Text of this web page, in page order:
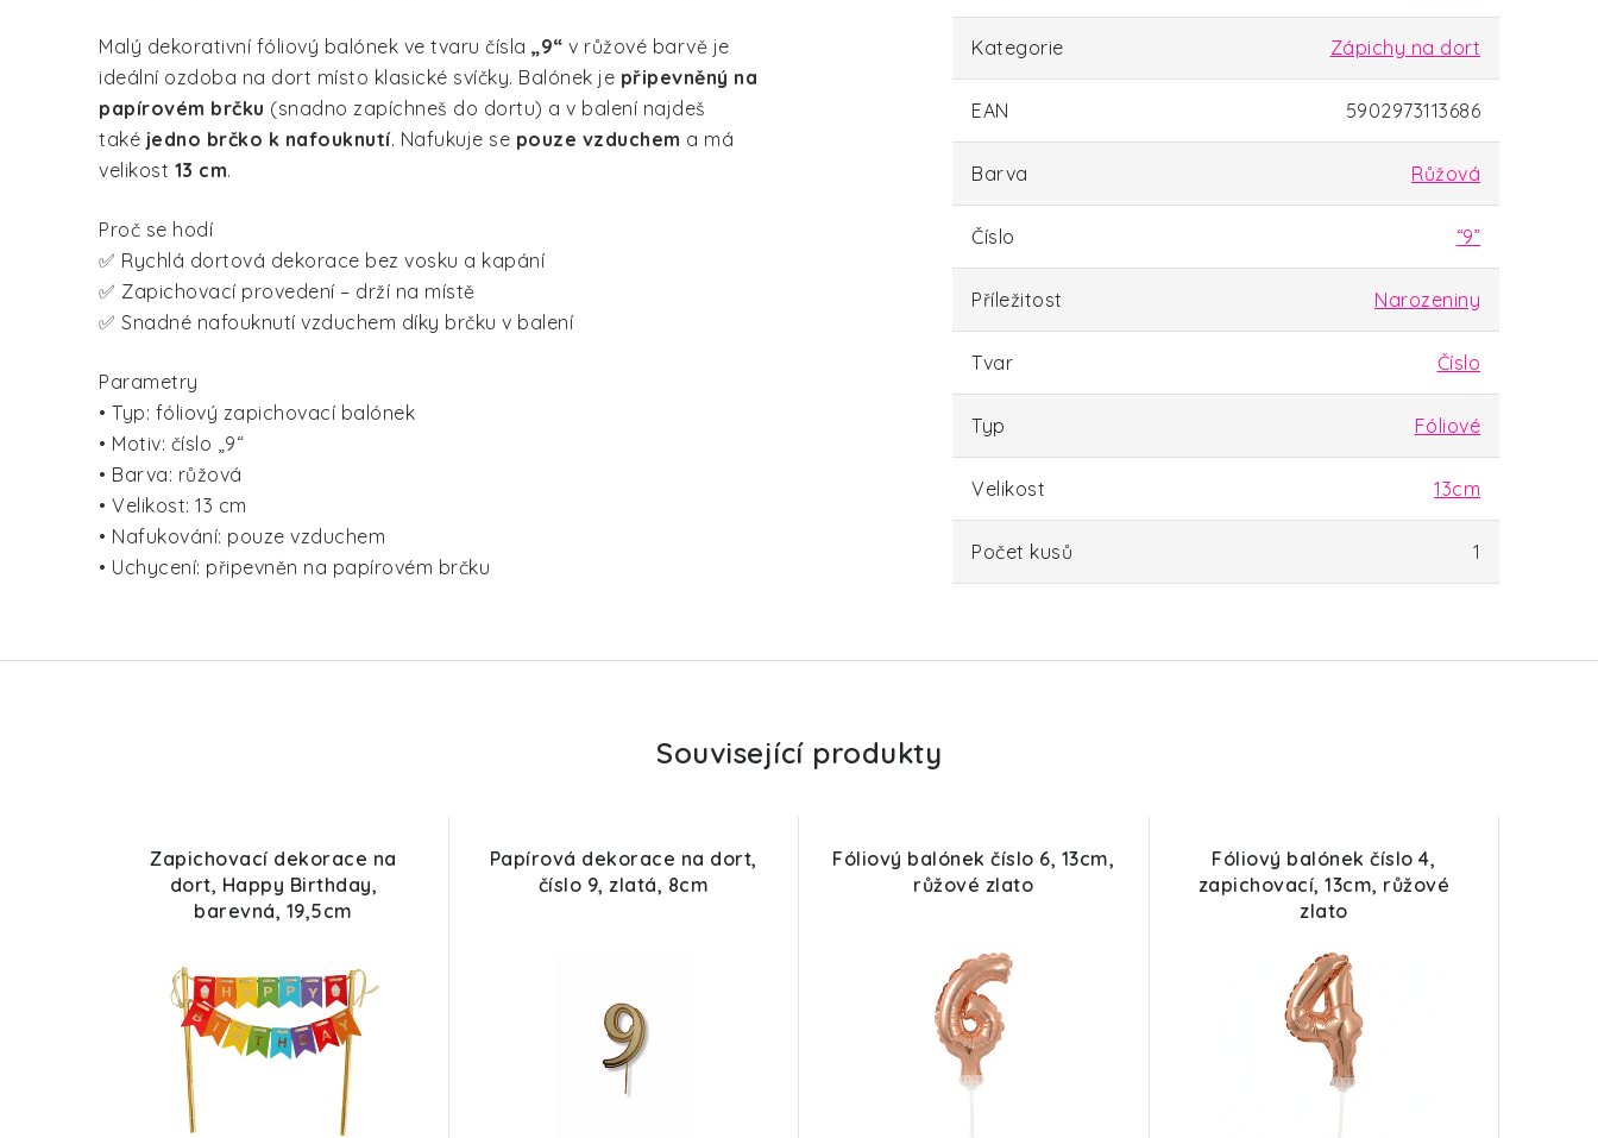
Malý dekorativní fóliový balónek ve tvaru čísla „9“ v růžové barvě je
ideální ozdoba na dort místo klasické svíčky. Balónek je připevněný na
papírovém brčku (snadno zapíchneš do dortu) a v balení najdeš
také jedno brčko k nafouknutí. Nafukuje se pouze vzduchem a má
velikost 13 cm.
Proč se hodí
✅ Rychlá dortová dekorace bez vosku a kapání
✅ Zapichovací provedení – drží na místě
✅ Snadné nafouknutí vzduchem díky brčku v balení
Parametry
• Typ: fóliový zapichovací balónek
• Motiv: číslo „9“
• Barva: růžová
• Velikost: 13 cm
• Nafukování: pouze vzduchem
• Uchycení: připevněn na papírovém brčku
Kategorie Zápichy na dort
EAN 5902973113686
Barva Růžová
Číslo “9”
Příležitost Narozeniny
Tvar Číslo
Typ Fóliové
Velikost 13cm
Počet kusů 1
Související produkty
Zapichovací dekorace na
dort, Happy Birthday,
barevná, 19,5cm
Papírová dekorace na dort,
číslo 9, zlatá, 8cm
Fóliový balónek číslo 6, 13cm,
růžové zlato
Fóliový balónek číslo 4,
zapichovací, 13cm, růžové
zlato